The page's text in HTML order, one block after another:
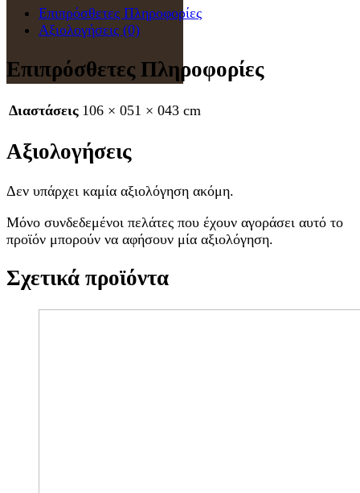
Επιπρόσθετες Πληροφορίες
Αξιολογήσεις (0)
Επιπρόσθετες Πληροφορίες
Διαστάσεις 106 × 051 × 043 cm
Αξιολογήσεις
Δεν υπάρχει καμία αξιολόγηση ακόμη.
Μόνο συνδεδεμένοι πελάτες που έχουν αγοράσει αυτό το
προϊόν μπορούν να αφήσουν μία αξιολόγηση.
Σχετικά προϊόντα